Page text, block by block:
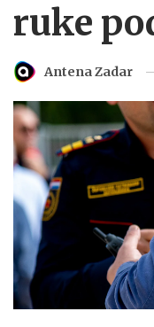
ruke
Antena Zadar